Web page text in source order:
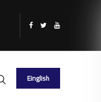
Einglish